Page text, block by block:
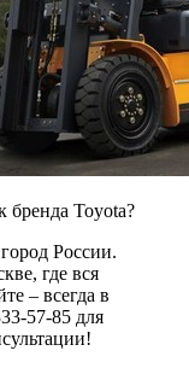
бренда Toyota?
России.
где вся
– всегда в
57-85 для